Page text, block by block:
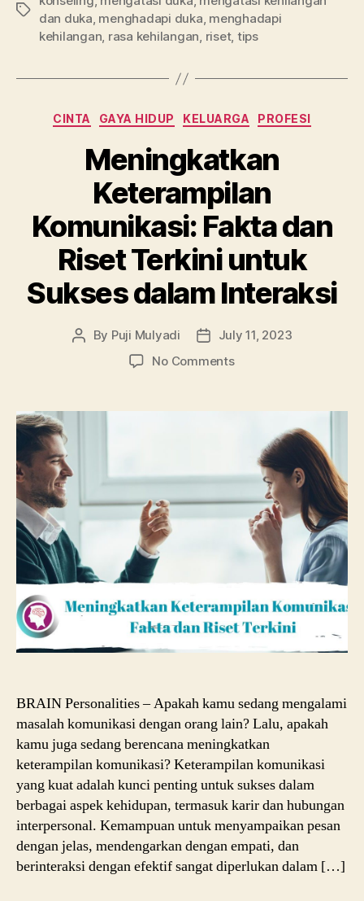
Tags
dan duka, menghadapi duka, menghadapi
kehilangan, rasa kehilangan, riset, tips
Categories
CINTA GAYA HIDUP KELUARGA PROFESI
Meningkatkan
Keterampilan
Komunikasi: Fakta dan
Riset Terkini untuk
Sukses dalam Interaksi
Post
By Puji Mulyadi
PostJuly 11, 2023
No Commentson
Riset
Terkini
untuk
Sukses
dalam
Interaksi
BRAIN Personalities – Apakah kamu sedang mengalami
masalah komunikasi dengan orang lain? Lalu, apakah
kamu juga sedang berencana meningkatkan
keterampilan komunikasi? Keterampilan komunikasi
yang kuat adalah kunci penting untuk sukses dalam
berbagai aspek kehidupan, termasuk karir dan hubungan
interpersonal. Kemampuan untuk menyampaikan pesan
dengan jelas, mendengarkan dengan empati, dan
berinteraksi dengan efektif sangat diperlukan dalam […]